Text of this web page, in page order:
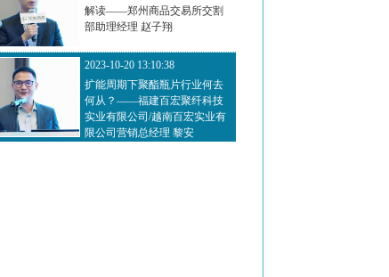
解读——郑州商品交易所交割
部助理经理 赵子翔
2023-10-20 13:10:38
扩能周期下聚酯瓶片行业何去
何从？——福建百宏聚纤科技
实业有限公司/越南百宏实业有
限公司营销总经理 黎安